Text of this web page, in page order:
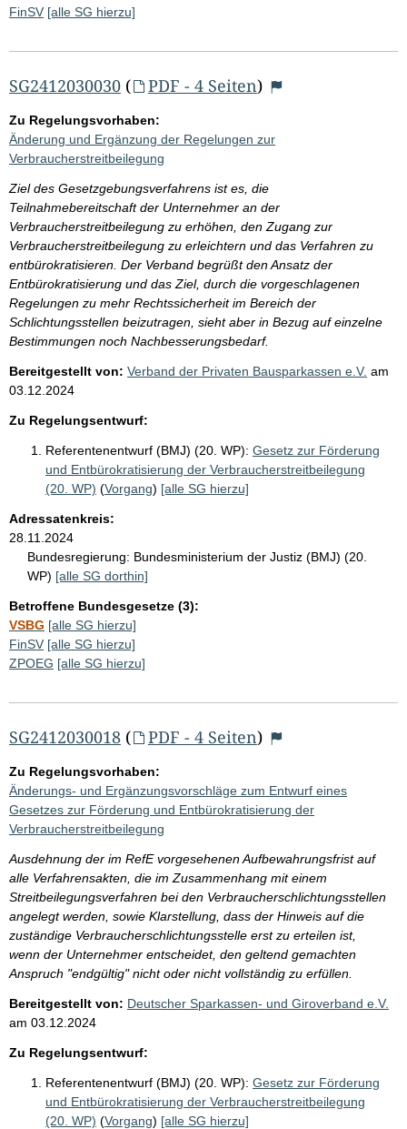
FinSV [alle SG hierzu]
SG2412030030 ( PDF - 4 Seiten)
Zu Regelungsvorhaben:
Änderung und Ergänzung der Regelungen zur
Verbraucherstreitbeilegung
Ziel des Gesetzgebungsverfahrens ist es, die
Teilnahmebereitschaft der Unternehmer an der
Verbraucherstreitbeilegung zu erhöhen, den Zugang zur
Verbraucherstreitbeilegung zu erleichtern und das Verfahren zu
entbürokratisieren. Der Verband begrüßt den Ansatz der
Entbürokratisierung und das Ziel, durch die vorgeschlagenen
Regelungen zu mehr Rechtssicherheit im Bereich der
Schlichtungsstellen beizutragen, sieht aber in Bezug auf einzelne
Bestimmungen noch Nachbesserungsbedarf.
Bereitgestellt von: Verband der Privaten Bausparkassen e.V. am
03.12.2024
Zu Regelungsentwurf:
Referentenentwurf (BMJ) (20. WP): Gesetz zur Förderung
und Entbürokratisierung der Verbraucherstreitbeilegung
(20. WP) (Vorgang) [alle SG hierzu]
Adressatenkreis:
28.11.2024
Bundesregierung: Bundesministerium der Justiz (BMJ) (20.
WP) [alle SG dorthin]
Betroffene Bundesgesetze (3):
VSBG [alle SG hierzu]
FinSV [alle SG hierzu]
ZPOEG [alle SG hierzu]
SG2412030018 ( PDF - 4 Seiten)
Zu Regelungsvorhaben:
Änderungs- und Ergänzungsvorschläge zum Entwurf eines
Gesetzes zur Förderung und Entbürokratisierung der
Verbraucherstreitbeilegung
Ausdehnung der im RefE vorgesehenen Aufbewahrungsfrist auf
alle Verfahrensakten, die im Zusammenhang mit einem
Streitbeilegungsverfahren bei den Verbraucherschlichtungsstellen
angelegt werden, sowie Klarstellung, dass der Hinweis auf die
zuständige Verbraucherschlichtungsstelle erst zu erteilen ist,
wenn der Unternehmer entscheidet, den geltend gemachten
Anspruch "endgültig" nicht oder nicht vollständig zu erfüllen.
Bereitgestellt von: Deutscher Sparkassen- und Giroverband e.V.
am 03.12.2024
Zu Regelungsentwurf:
Referentenentwurf (BMJ) (20. WP): Gesetz zur Förderung
und Entbürokratisierung der Verbraucherstreitbeilegung
(20. WP) (Vorgang) [alle SG hierzu]